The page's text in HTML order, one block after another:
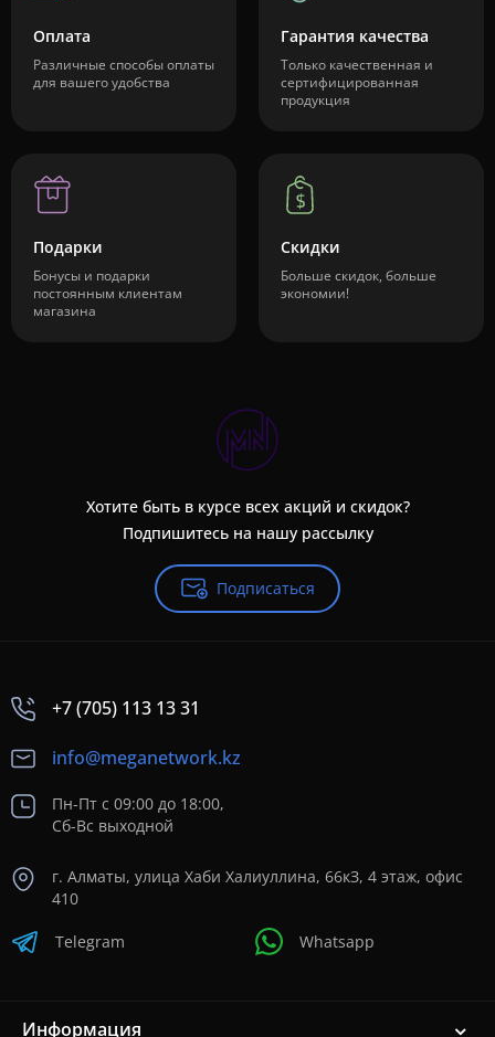
Оплата
Различные способы оплаты
для вашего удобства
Гарантия качества
Только качественная и
сертифицированная
продукция
Подарки
Бонусы и подарки
постоянным клиентам
магазина
Скидки
Больше скидок, больше
экономии!
Хотите быть в курсе всех акций и скидок?
Подпишитесь на нашу рассылку
Подписаться
+7 (705) 113 13 31
info@meganetwork.kz
Пн-Пт с 09:00 до 18:00,
Сб-Вс выходной
г. Алматы, улица Хаби Халиуллина, 66кЗ, 4 этаж, офис
410
Telegram Whatsapp
Информация